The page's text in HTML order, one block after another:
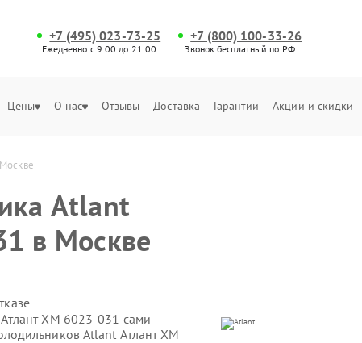
+7 (495) 023-73-25
Ежедневно с 9:00 до 21:00
+7 (800) 100-33-26
Звонок бесплатный по РФ
Цены О нас Отзывы Доставка Гарантии Акции и скидки
Atlant
в Москве
ХМ 6023-031 сами
Atlant Атлант ХМ